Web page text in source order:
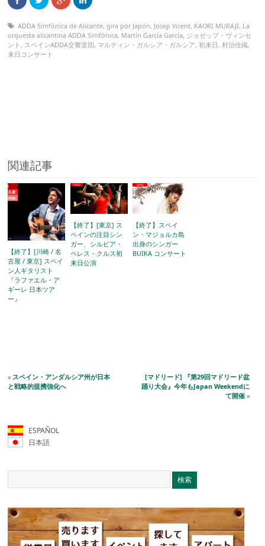
ADDA Simfònica de Alicante,gira por Japón, Josep Vicent, KAORI MURAJI, La
orquesta alicantina ADDA Simfònica, Martín García García, ジョゼップ・ヴィンセ
ント, スペインADDA交響楽団, マルティン・ガルシア・ガルシア,初来日,村治佳織,
来日コンサート
関連記事
【終了】[川崎 / 名
古屋 / 東京] スペイ
ン人ギタリスト
『ラファエル・ア
ギーレ 日本ツア
ー』
【終了】[東京] ス
ペインの注目シン
ガー、シルビア・
ペレス・クルス初
来日公演
【終了】スペイ
ン・マジョルカ島
出身のシンガー
BUIKA コンサート
«スペイン・アンダルシア州が日本
と戦略的提携強化へ
[マドリード] 『第29回マドリード盆
踊り大会』今年もJapan Weekendに
て開催»
ESPAÑOL
日本語